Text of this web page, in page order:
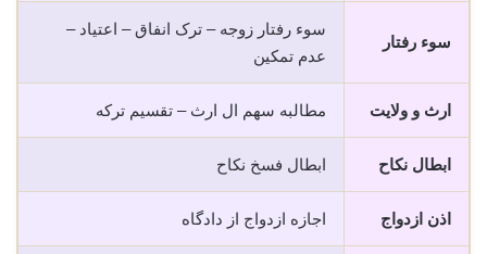
سوء رفتار
سوء رفتار زوجه – ترک انفاق – اعتیاد –
عدم تمکین
ارث و ولایت مطالبه سهم ال ارث – تقسیم ترکه
ابطال نکاح ابطال فسخ نکاح
اذن ازدواج اجازه ازدواج از دادگاه